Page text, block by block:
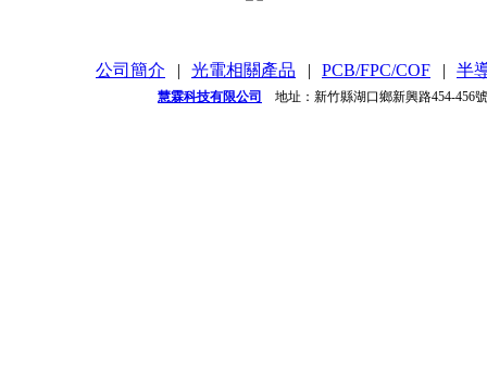
公司簡介 | 光電相關產品 | PCB/FPC/COF | 半
慧霖科技有限公司 地址：新竹縣湖口鄉新興路454-456